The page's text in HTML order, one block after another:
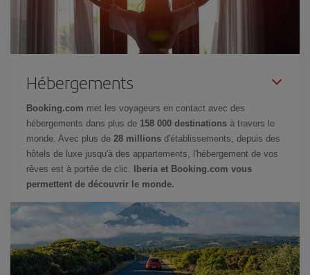
Hébergements
Booking.com met les voyageurs en contact avec des
hébergements dans plus de 158 000 destinations à travers le
monde. Avec plus de 28 millions d'établissements, depuis des
hôtels de luxe jusqu'à des appartements, l'hébergement de vos
rêves est à portée de clic.
Iberia et Booking.com vous
permettent de découvrir le monde.